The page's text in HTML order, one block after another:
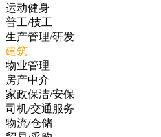
运动健身
普工/技工
生产管理/研发
建筑
物业管理
房产中介
家政保洁/安保
司机/交通服务
物流/仓储